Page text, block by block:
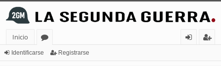
Inicio
or
Identificarse Registrarse